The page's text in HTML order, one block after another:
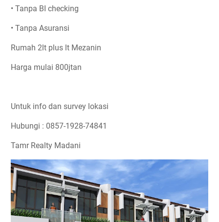
• Tanpa BI checking
• Tanpa Asuransi
Rumah 2lt plus lt Mezanin
Harga mulai 800jtan
Untuk info dan survey lokasi
Hubungi : 0857-1928-74841
Tamr Realty Madani